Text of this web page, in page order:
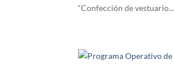
“Confección de vestuario...